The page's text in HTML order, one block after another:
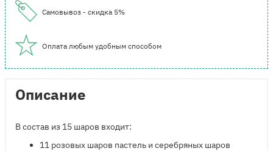
Самовывоз - скидка 5%
Оплата любым удобным способом
Описание
В состав из 15 шаров входит:
​11 розовых шаров пастель и серебряных шаров